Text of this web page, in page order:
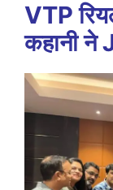
VTP
कहानी ने